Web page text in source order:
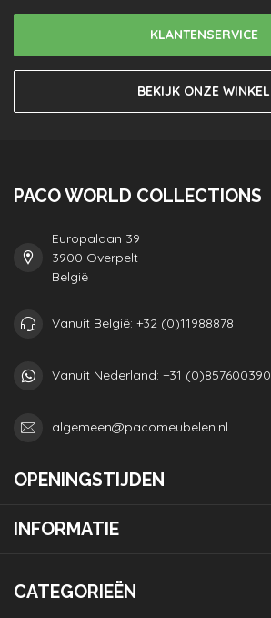
KLANTENSERVICE
BEKIJK ONZE WINKEL
PACO WORLD COLLECTIONS
Europalaan 39
3900 Overpelt
België
Vanuit België: +32 (0)11988878
Vanuit Nederland: +31 (0)857600390
algemeen@pacomeubelen.nl
OPENINGSTIJDEN
INFORMATIE
CATEGORIEËN